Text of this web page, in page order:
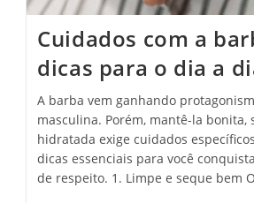
Cuidados com a
dicas para o dia a
A barba vem ganhando
masculina. Porém, mantê-la bonita,
hidratada exige cuidados
dicas essenciais para você
de respeito. 1. Limpe e seque bem